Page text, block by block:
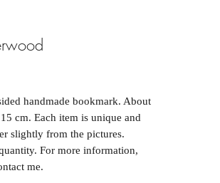
handmade bookmark. About
cm. Each item is unique and
slightly from the pictures.
For more information,
me.